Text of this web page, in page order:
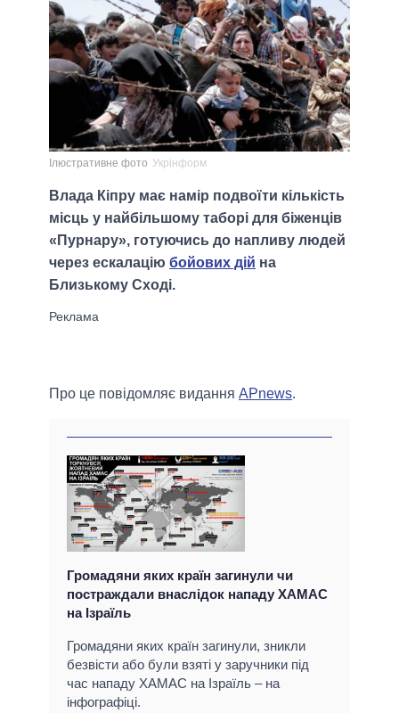
Ілюстративне фото Укрінформ
Влада Кіпру має намір подвоїти кількість
місць у найбільшому таборі для біженців
«Пурнару», готуючись до напливу людей
через ескалацію бойових дій на
Близькому Сході.
Про це повідомляє видання АРnews.
Громадяни яких країн загинули чи
постраждали внаслідок нападу ХАМАС
на Ізраїль
Громадяни яких країн загинули, зникли
безвісти або були взяті у заручники під
час нападу ХАМАС на Ізраїль – на
інфографіці.